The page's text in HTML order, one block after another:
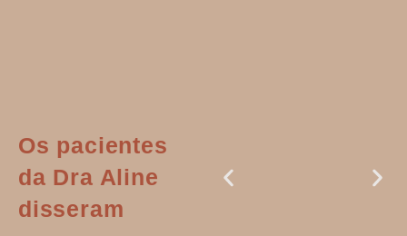
Os pacientes
da Dra Aline
disseram